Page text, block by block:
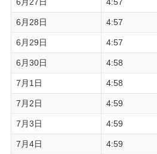
6月28日 4:57
6月29日 4:57
6月30日 4:58
7月1日 4:58
7月2日 4:59
7月3日 4:59
7月4日 4:59